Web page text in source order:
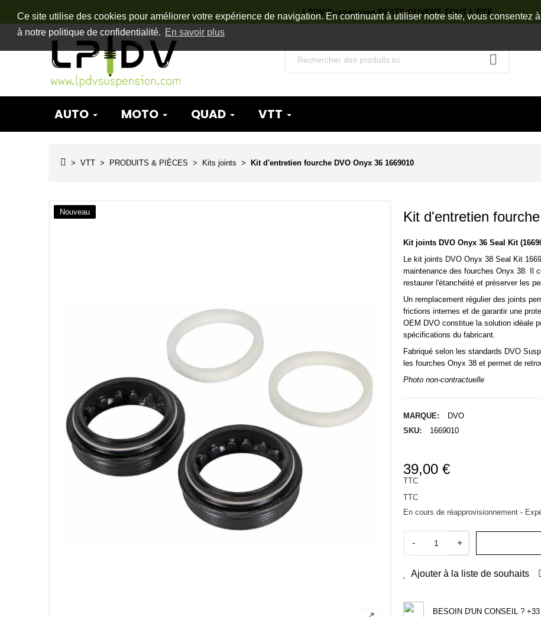
Ce site utilise des cookies pour améliorer votre expérience de navigation. En continuant à utiliser notre site, vous consentez
à notre politique de confidentialité. En savoir plus
LPDV Suspension RESTE OUVERT TOUT L'ÉTÉ
AUTO MOTO QUAD VTT
VTT PRODUITS & PIÈCES Kits joints Kit d'entretien fourche DVO Onyx 36 1669010
Nouveau Kit d'entretien
Kit joints DVO Onyx 36 Seal Kit
Le kit joints DVO Onyx 38 Seal Kit
maintenance des fourches Onyx 38. Il
restaurer l'étanchéité et préserver les
Un remplacement régulier des joints
frictions internes et de garantir une
OEM DVO constitue la solution idéale
spécifications du fabricant.
Fabriqué selon les standards DVO
les fourches Onyx 38 et permet de
Photo non-contractuelle
MARQUE:
DVO
SKU:
1669010
39,00 €
TTC
TTC
En cours de réapprovisionnement -
- +
Ajouter à la liste de souhaits
BESOIN D'UN CONSEIL ?